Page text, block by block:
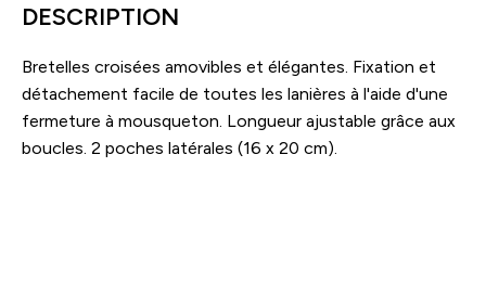
X-
DESCRIPTION
Bretelles croisées amovibles et élégantes. Fixation et
détachement facile de toutes les lanières à l'aide d'une
fermeture à mousqueton. Longueur ajustable grâce aux
boucles. 2 poches latérales (16 x 20 cm).